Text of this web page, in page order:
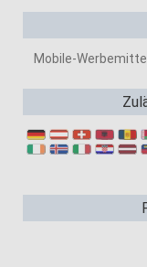
Mobile-Werbemittel